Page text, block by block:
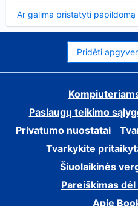
Ar galima pristatyti
Pridėti
Paslaugų teikimo
Privatumo nuostatai
Tvarkykite
Šiuolaikinės
Pareiškimas
Apie